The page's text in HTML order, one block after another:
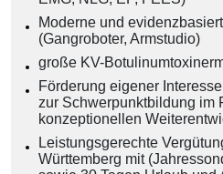
Moderne und
(Gangroboter, Armstudio)
große KV-
Förderung eigener
zur Schwerpunktbildung im
konzeptionellen
Leistungsgerechte
Württemberg mit